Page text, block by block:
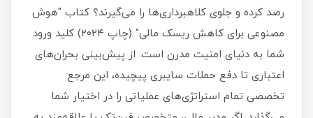
رصد کرده و جلوی کلاهبرداری‌ها را می‌گیرند؟ کتاب "هوش
مصنوعی برای کاهش ریسک مالی" (چاپ ۲۰۲۴) کلید ورود
شما به دنیای امنیت مدرن است. از پیش‌بینی بحران‌های
اعتباری تا دفع حملات سایبری پیچیده، این مرجع
تخصصی تمام استراتژی‌های عملیاتی را در اختیار شما